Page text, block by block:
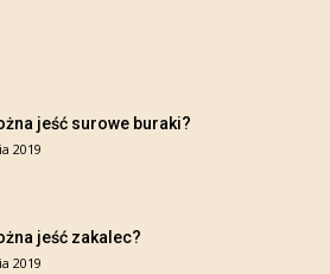
jeść surowe buraki?
2019
jeść zakalec?
2019